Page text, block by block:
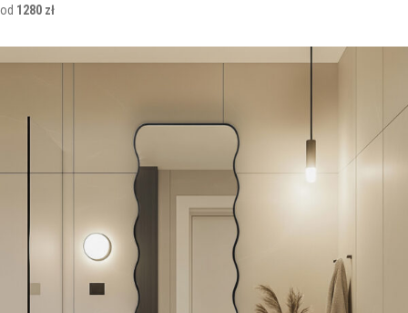
od 1280 zł